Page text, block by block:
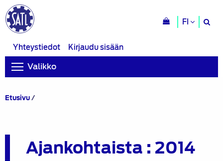
FI
Yhteystiedot
Kirjaudu sisään
Valikko
Etusivu/Archives
Ajankohtaista : 2014